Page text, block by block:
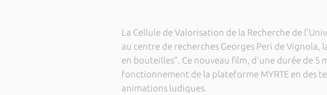
La Cellule de Valorisation de la Recherche de
au centre de recherches Georges Peri de
en bouteilles". Ce nouveau film, d'une durée de 5
fonctionnement de la plateforme MYRTE en des
animations ludiques.